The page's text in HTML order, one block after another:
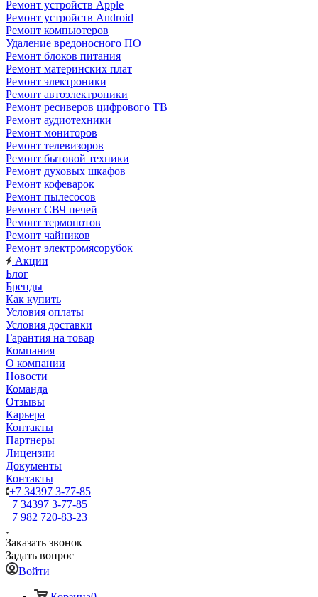
Ремонт устройств Apple
Ремонт устройств Android
Ремонт компьютеров
Удаление вредоносного ПО
Ремонт блоков питания
Ремонт материнских плат
Ремонт электроники
Ремонт автоэлектроники
Ремонт ресиверов цифрового ТВ
Ремонт аудиотехники
Ремонт мониторов
Ремонт телевизоров
Ремонт бытовой техники
Ремонт духовых шкафов
Ремонт кофеварок
Ремонт пылесосов
Ремонт СВЧ печей
Ремонт термопотов
Ремонт чайников
Ремонт электромясорубок
Акции
Блог
Бренды
Как купить
Условия оплаты
Условия доставки
Гарантия на товар
Компания
О компании
Новости
Команда
Отзывы
Карьера
Контакты
Партнеры
Лицензии
Документы
Контакты
+7 34397 3-77-85
+7 34397 3-77-85
+7 982 720-83-23
Заказать звонок
Задать вопрос
Войти